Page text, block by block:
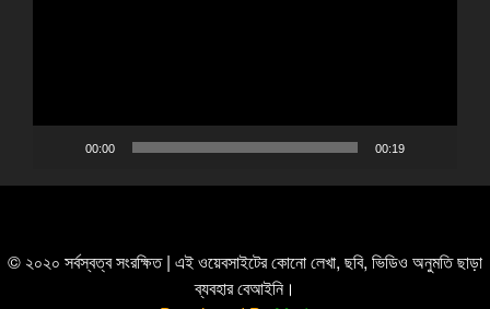
00:00 00:19
© ২০২০ সর্বস্বত্ব সংরক্ষিত | এই ওয়েবসাইটের কোনো লেখা, ছবি, ভিডিও অনুমতি ছাড়া
ব্যবহার বেআইনি।